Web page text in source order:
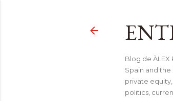
Blog de ÀLEX
Spain and the
private
politics,